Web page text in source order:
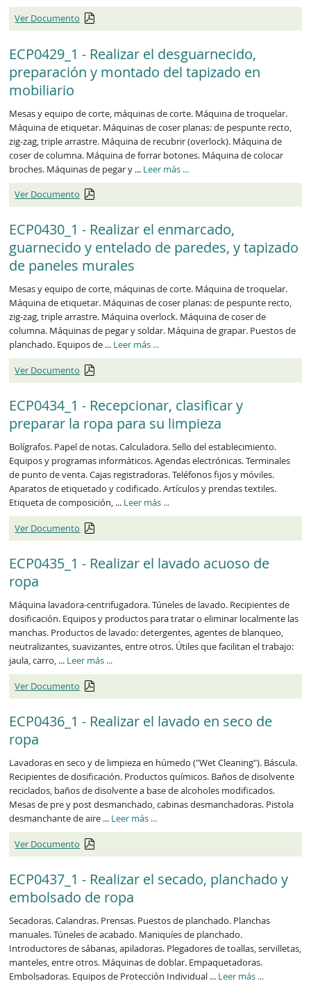
Ver Documento
ECP0429_1 - Realizar el desguarnecido,
preparación y montado del tapizado en
mobiliario
Mesas y equipo de corte, máquinas de corte. Máquina de troquelar.
Máquina de etiquetar. Máquinas de coser planas: de pespunte recto,
zig-zag, triple arrastre. Máquina de recubrir (overlock). Máquina de
coser de columna. Máquina de forrar botones. Máquina de colocar
broches. Máquinas de pegar y ... Leer más ECP0429_1
...
Ver Documento
ECP0430_1 - Realizar el enmarcado,
guarnecido y entelado de paredes, y tapizado
de paneles murales
Mesas y equipo de corte, máquinas de corte. Máquina de troquelar.
Máquina de etiquetar. Máquinas de coser planas: de pespunte recto,
zig-zag, triple arrastre. Máquina overlock. Máquina de coser de
columna. Máquinas de pegar y soldar. Máquina de grapar. Puestos de
planchado. Equipos de ... Leer más ECP0430_1
...
Ver Documento
ECP0434_1 - Recepcionar, clasificar y
preparar la ropa para su limpieza
Bolígrafos. Papel de notas. Calculadora. Sello del establecimiento.
Equipos y programas informáticos. Agendas electrónicas. Terminales
de punto de venta. Cajas registradoras. Teléfonos fijos y móviles.
Aparatos de etiquetado y codificado. Artículos y prendas textiles.
Etiqueta de composición, ... Leer más ECP0434_1
...
Ver Documento
ECP0435_1 - Realizar el lavado acuoso de
ropa
Máquina lavadora-centrifugadora. Túneles de lavado. Recipientes de
dosificación. Equipos y productos para tratar o eliminar localmente las
manchas. Productos de lavado: detergentes, agentes de blanqueo,
neutralizantes, suavizantes, entre otros. Útiles que facilitan el trabajo:
jaula, carro, ... Leer más ECP0435_1
...
Ver Documento
ECP0436_1 - Realizar el lavado en seco de
ropa
Lavadoras en seco y de limpieza en húmedo ("Wet Cleaning"). Báscula.
Recipientes de dosificación. Productos químicos. Baños de disolvente
reciclados, baños de disolvente a base de alcoholes modificados.
Mesas de pre y post desmanchado, cabinas desmanchadoras. Pistola
desmanchante de aire ... Leer más ECP0436_1
...
Ver Documento
ECP0437_1 - Realizar el secado, planchado y
embolsado de ropa
Secadoras. Calandras. Prensas. Puestos de planchado. Planchas
manuales. Túneles de acabado. Maniquíes de planchado.
Introductores de sábanas, apiladoras. Plegadores de toallas, servilletas,
manteles, entre otros. Máquinas de doblar. Empaquetadoras.
Embolsadoras. Equipos de Protección Individual ... Leer más ECP0437_1
...